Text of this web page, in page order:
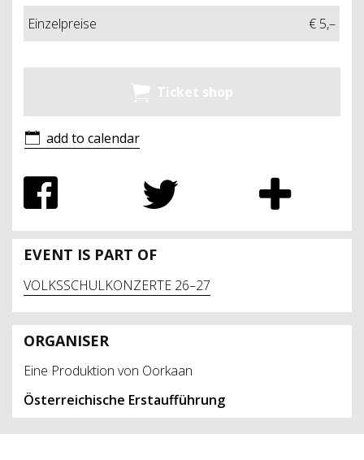
Einzelpreise € 5,–
Ticket shop
add to calendar
EVENT IS PART OF
VOLKSSCHULKONZERTE 26–27
ORGANISER
Eine Produktion von Oorkaan
Österreichische Erstaufführung